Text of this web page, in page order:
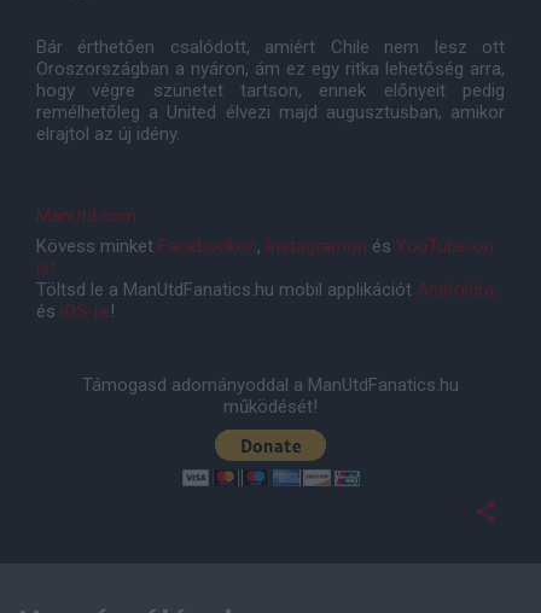
Bár érthetően csalódott, amiért Chile nem lesz ott
Oroszországban a nyáron, ám ez egy ritka lehetőség arra,
hogy végre szünetet tartson, ennek előnyeit pedig
remélhetőleg a United élvezi majd augusztusban, amikor
elrajtol az új idény.
ManUtd.com
Kövess minket Facebookon, Instagramon és YouTube-on
is!
Töltsd le a ManUtdFanatics.hu mobil applikációt Androidra
és iOS-re!
Támogasd adományoddal a ManUtdFanatics.hu
működését!